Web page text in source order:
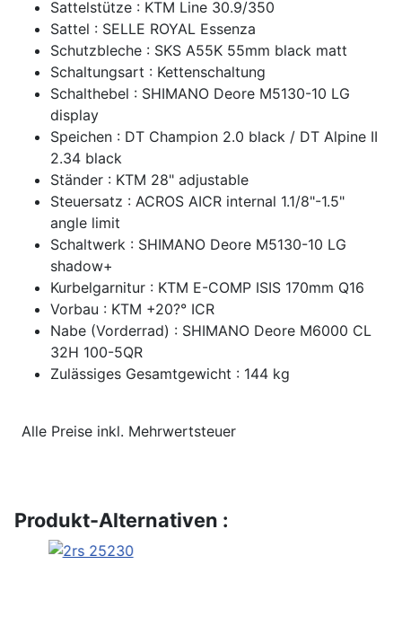
Sattelstütze : KTM Line 30.9/350
Sattel : SELLE ROYAL Essenza
Schutzbleche : SKS A55K 55mm black matt
Schaltungsart : Kettenschaltung
Schalthebel : SHIMANO Deore M5130-10 LG
display
Speichen : DT Champion 2.0 black / DT Alpine II
2.34 black
Ständer : KTM 28" adjustable
Steuersatz : ACROS AICR internal 1.1/8"-1.5"
angle limit
Schaltwerk : SHIMANO Deore M5130-10 LG
shadow+
Kurbelgarnitur : KTM E-COMP ISIS 170mm Q16
Vorbau : KTM +20?° ICR
Nabe (Vorderrad) : SHIMANO Deore M6000 CL
32H 100-5QR
Zulässiges Gesamtgewicht : 144 kg
Alle Preise inkl. Mehrwertsteuer
Produkt-Alternativen :